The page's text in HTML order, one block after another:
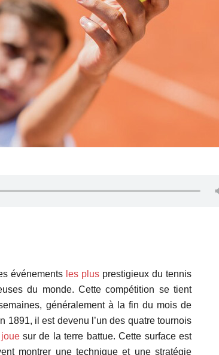
événements les plus prestigieux du tennis
du monde. Cette compétition se tient
généralement à la fin du mois de
1891, il est devenu l’un des quatre tournois
sur de la terre battue. Cette surface est
montrer une technique et une stratégie